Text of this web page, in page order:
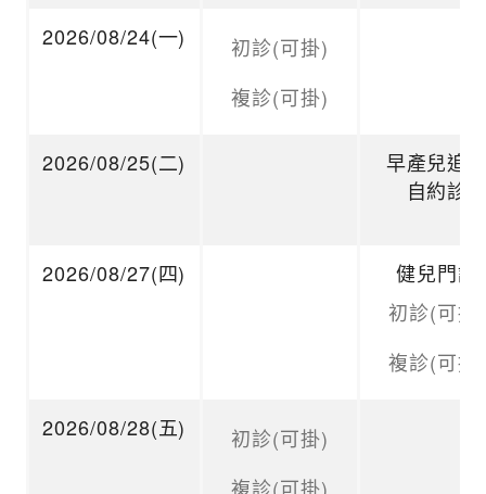
2026/08/24(一)
初診(可掛)
複診(可掛)
2026/08/25(二)
早產兒追
自約診
2026/08/27(四)
健兒門診
初診(可掛)
複診(可掛)
2026/08/28(五)
初診(可掛)
複診(可掛)